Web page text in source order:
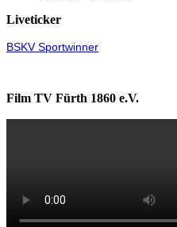
Liveticker
BSKV Sportwinner
Film TV Fürth 1860 e.V.